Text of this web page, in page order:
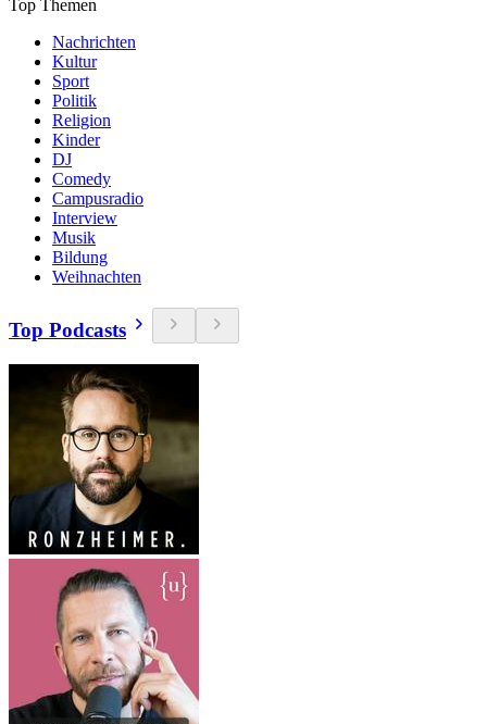
Top Themen
Nachrichten
Kultur
Sport
Politik
Religion
Kinder
DJ
Comedy
Campusradio
Interview
Musik
Bildung
Weihnachten
Top Podcasts